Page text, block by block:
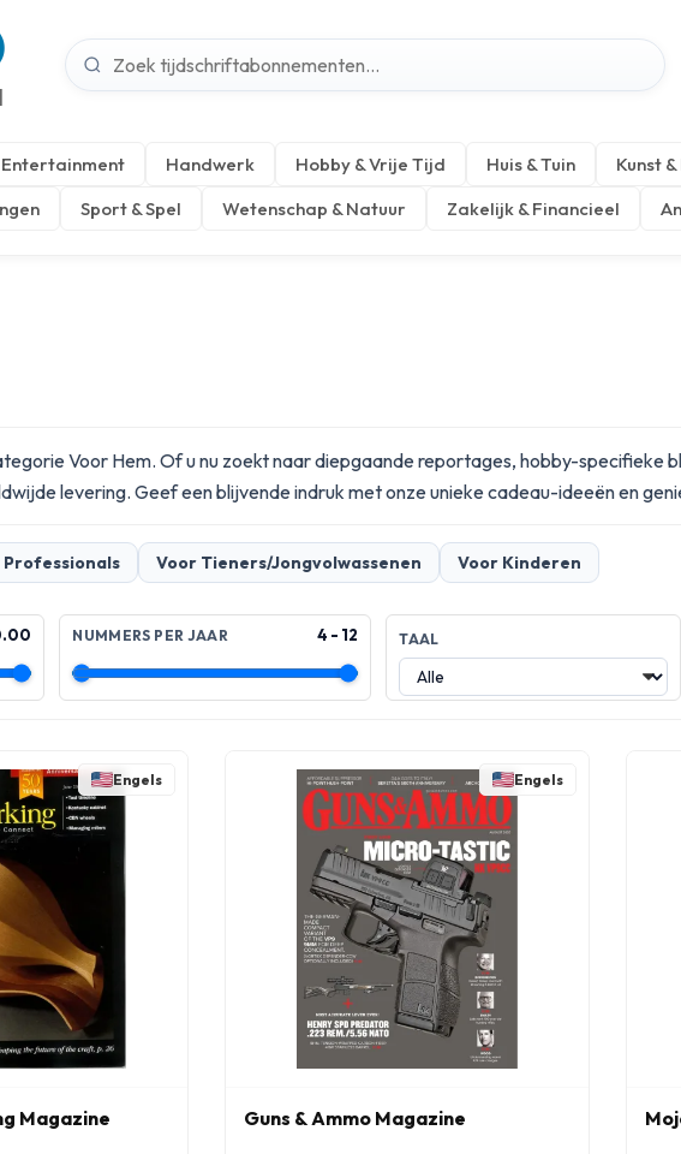
Entertainment Handwerk Hobby & Vrije Tijd Huis & Tuin Kunst
Sport & Spel Wetenschap & Natuur Zakelijk & Financieel
Voor Hem. Of u nu zoekt naar diepgaande reportages, hobby-specifieke
levering. Geef een blijvende indruk met onze uniekecadeau-ideeënen
Professionals Voor Tieners/Jongvolwassenen Voor Kinderen
NUMMERS PER JAAR 4 - 12 TAAL
Engels
Magazine
Engels
Guns & Ammo Magazine